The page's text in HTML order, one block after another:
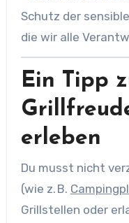
Schutz der
die wir alle
Ein Tipp
erleben
Du musst nicht
(wie z. B.
Grillstellen oder